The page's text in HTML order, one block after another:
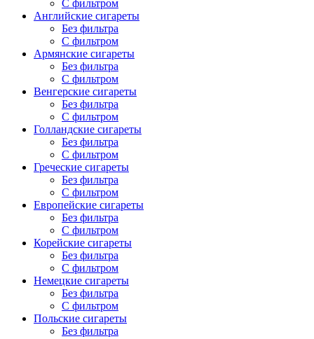
С фильтром
Английские сигареты
Без фильтра
С фильтром
Армянские сигареты
Без фильтра
С фильтром
Венгерские сигареты
Без фильтра
С фильтром
Голландские сигареты
Без фильтра
С фильтром
Греческие сигареты
Без фильтра
С фильтром
Европейские сигареты
Без фильтра
С фильтром
Корейские сигареты
Без фильтра
С фильтром
Немецкие сигареты
Без фильтра
С фильтром
Польские сигареты
Без фильтра